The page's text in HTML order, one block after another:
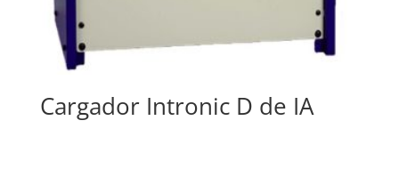
Cargador Intronic D de IA